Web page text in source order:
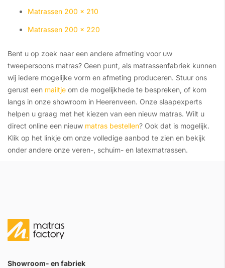
Matrassen 200 x 210
Matrassen 200 x 220
Bent u op zoek naar een andere afmeting voor uw
tweepersoons matras? Geen punt, als matrassenfabriek kunnen
wij iedere mogelijke vorm en afmeting produceren. Stuur ons
gerust een mailtje om de mogelijkhede te bespreken, of kom
langs in onze showroom in Heerenveen. Onze slaapexperts
helpen u graag met het kiezen van een nieuw matras. Wilt u
direct online een nieuw matras bestellen? Ook dat is mogelijk.
Klik op het linkje om onze volledige aanbod te zien en bekijk
onder andere onze veren-, schuim- en latexmatrassen.
Showroom- en fabriek